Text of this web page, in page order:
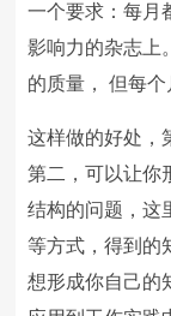
一个要求：每月
影响力的杂志上
的质量， 但每
这样做的好处，
第二，可以让你
结构的问题，这
等方式，得到的
想形成你自己的